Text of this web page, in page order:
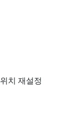
위치 재설정